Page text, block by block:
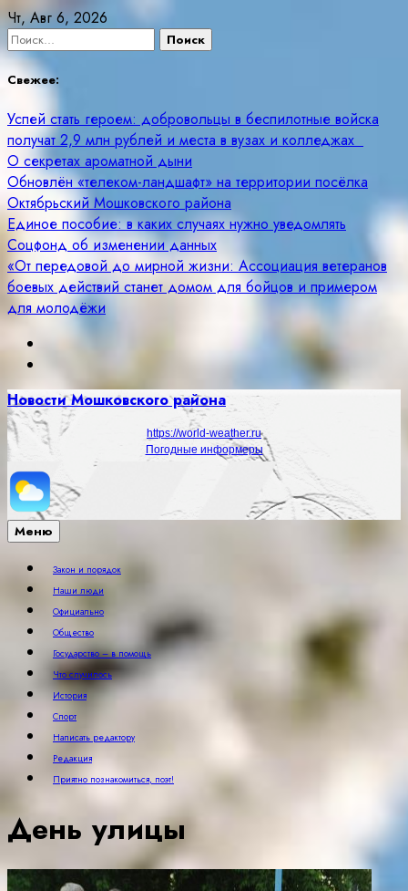
Skip
to
content
Чт, Авг 6, 2026
Найти:
Свежее:
Успей стать героем: добровольцы в беспилотные войска
получат 2,9 млн рублей и места в вузах и колледжах
О секретах ароматной дыни
Обновлён «телеком-ландшафт» на территории посёлка
Октябрьский Мошковского района
Единое пособие: в каких случаях нужно уведомлять
Соцфонд об изменении данных
«От передовой до мирной жизни: Ассоциация ветеранов
боевых действий станет домом для бойцов и примером
для молодёжи
Новости Мошковского района
https://world-weather.ru
Погодные информеры
Меню
Закон и порядок
Наши люди
Официально
Общество
Государство – в помощь
Что случилось
История
Спорт
Написать редактору
Редакция
Приятно познакомиться, поэт!
День улицы